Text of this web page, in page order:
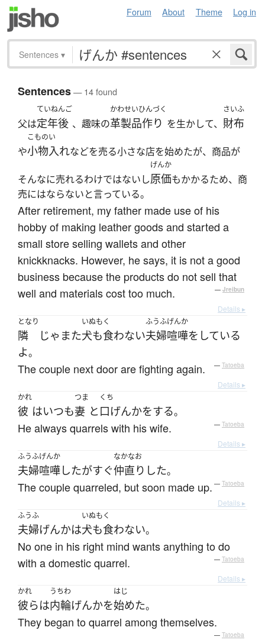
Forum About Theme Log in
Sentences ▾
Sentences— 14 found
父は
ていねんご
定年後 、趣味の
かわせいひんづく
革製品作り を生かして、
さいふ
財布
や
こものい
小物入れなどを売る小さな店を始めたが、商品が
そんなに売れるわけではないし
げんか
原価もかかるため、商
売にはならないと言っている。
After retirement, my father made use of his
hobby of making leather goods and started a
small store selling wallets and other
knickknacks. However, he says, it is not a good
business because the products do not sell that
well and materials cost too much.
— Jreibun
Details ▸
となり
隣 じゃ また
いぬもく
犬も食わない
ふうふげんか
夫婦喧嘩を している
よ。
The couple next door are fighting again. — Tatoeba
Details ▸
かれ
彼 はいつも
つま
妻 と
くち
口げんかをする。
He always quarrels with his wife. — Tatoeba
Details ▸
ふうふげんか
夫婦喧嘩したがすぐ
なかなお
仲直り した。
The couple quarreled, but soon made up. — Tatoeba
Details ▸
ふうふ
夫婦げんかは
いぬもく
犬も食わない。
No one in his right mind wants anything to do
with a domestic quarrel.
— Tatoeba
Details ▸
かれ
彼らは
うちわ
内輪げんかを
はじ
始めた。
They began to quarrel among themselves.
— Tatoeba